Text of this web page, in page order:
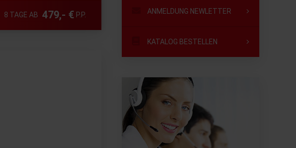
8 TAGE AB 479,- € P.P. ANMELDUNG NEWLETTER
KATALOG BESTELLEN